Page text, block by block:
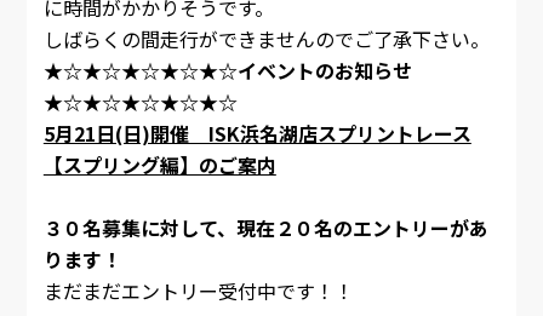
に時間がかかりそうです。
しばらくの間走行ができませんのでご了承下さい。
★☆★☆★☆★☆★☆イベントのお知らせ
★☆★☆★☆★☆★☆
5月21日(日)開催 ISK浜名湖店スプリントレース
【スプリング編】のご案内
３０名募集に対して、現在２０名のエントリーがあ
ります！
まだまだエントリー受付中です！！